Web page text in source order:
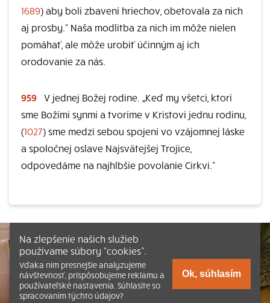
1689) aby boli zbavení hriechov, obetovala za nich
aj prosby.“ Naša modlitba za nich im môže nielen
pomáhať, ale môže urobiť účinným aj ich
orodovanie za nás.
959 V jednej Božej rodine. „Keď my všetci, ktorí
sme Božími synmi a tvoríme v Kristovi jednu rodinu,
(1027) sme medzi sebou spojení vo vzájomnej láske
a spoločnej oslave Najsvätejšej Trojice,
odpovedáme na najhlbšie povolanie Cirkvi.“
Na zlepšenie našich služieb
používame súbory “cookies”.
Vďaka nim presnejšie analyzujeme
návštevnosť, prispôsobujeme reklamu a
používateľské nastavenia. Súhlasíte so
spracovaním týchto údajov?
Ok, súhlasím